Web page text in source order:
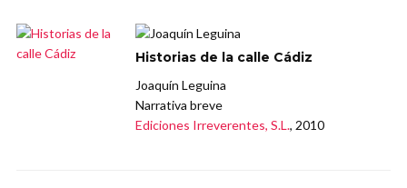
Historias de la calle Cádiz
Joaquín Leguina
Narrativa breve
Ediciones Irreverentes, S.L., 2010